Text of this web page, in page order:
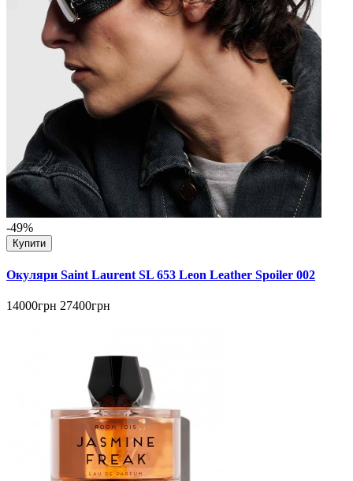
-49%
Купити
Окуляри Saint Laurent SL 653 Leon Leather Spoiler 002
14000грн 27400грн